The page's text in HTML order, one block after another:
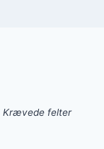
Krævede felter